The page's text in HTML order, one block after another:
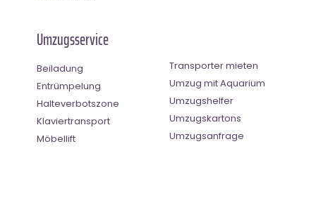
Umzugsservice
Beiladung
Entrümpelung
Halteverbotszone
Klaviertransport
Möbellift
Transporter mieten
Umzug mit Aquarium
Umzugshelfer
Umzugskartons
Umzugsanfrage